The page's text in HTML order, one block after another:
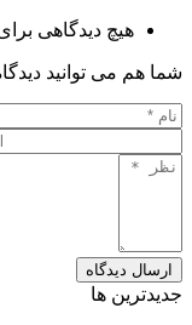
هیچ دیدگاهی
شما هم می توانید
ارسال دیدگاه
جدیدترین ها